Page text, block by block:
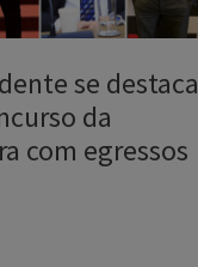
se destaca
da
com egressos